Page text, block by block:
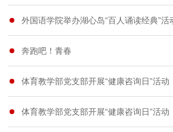
外国语学院举办湖心岛“百人诵读经典”活
奔跑吧！青春
体育教学部党支部开展“健康咨询日”活动
体育教学部党支部开展“健康咨询日”活动